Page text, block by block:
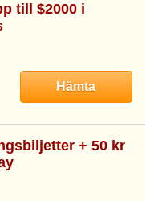
till $2000 i
Hämta
+ 50 kr